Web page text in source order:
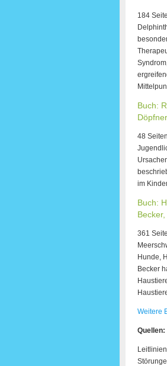
184
Buch:
48
im
Buch:
361
Hunde,
Becker
Weitere
Quellen: